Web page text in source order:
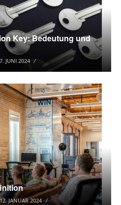
Key: Bedeutung und
7. JUNI 2024
12. JANUAR 2024